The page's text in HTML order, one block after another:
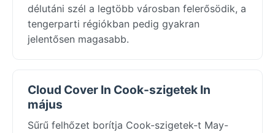
délutáni szél a legtöbb városban felerősödik, a
tengerparti régiókban pedig gyakran
jelentősen magasabb.
Cloud Cover In Cook-szigetek In
május
Sűrű felhőzet borítja Cook-szigetek-t May-